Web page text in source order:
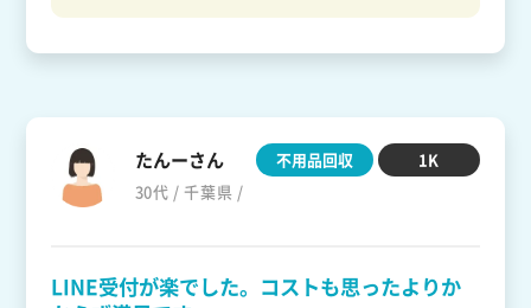
たんーさん
30代 / 千葉県 /
不用品回収 1K
LINE受付が楽でした。コストも思ったよりか